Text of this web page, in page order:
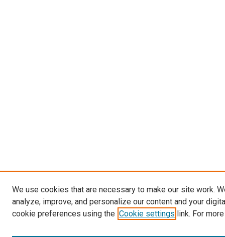
We use cookies that are necessary to make our site work.
analyze, improve, and personalize our content and your
cookie preferences using the Cookie settings link. For